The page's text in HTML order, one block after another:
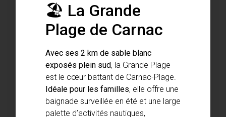
🏖️ La Grande
Plage de Carnac
Avec ses 2 km de sable blanc
exposés plein sud, la Grande Plage
est le cœur battant de Carnac-Plage.
Idéale pour les familles, elle offre une
baignade surveillée en été et une large
palette d’activités nautiques,